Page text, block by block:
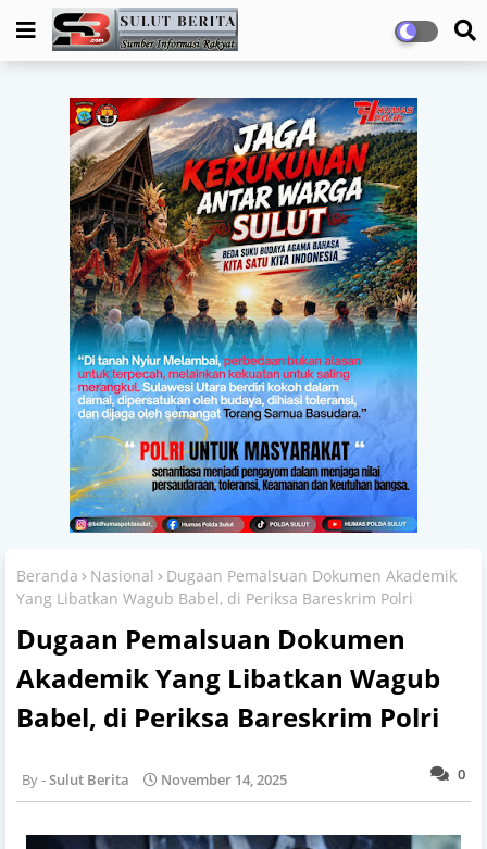
Beranda Nasional
Dugaan Pemalsuan Dokumen Akademik
Yang Libatkan Wagub Babel, di Periksa Bareskrim Polri
Dugaan Pemalsuan Dokumen
Akademik Yang Libatkan Wagub
Babel, di Periksa Bareskrim Polri
0
Sulut Berita November 14, 2025